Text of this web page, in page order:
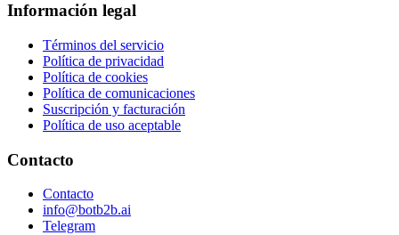
Información legal
Términos del servicio
Política de privacidad
Política de cookies
Política de comunicaciones
Suscripción y facturación
Política de uso aceptable
Contacto
Contacto
info@botb2b.ai
Telegram